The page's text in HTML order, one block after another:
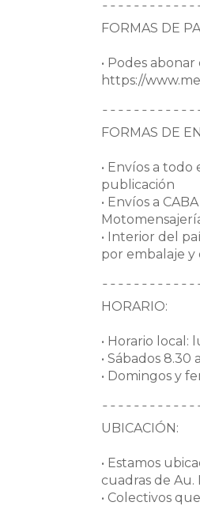
FORMAS DE
• Podes
https://
FORMAS DE
• Envíos a
publicación
• Envíos a
• Interior del
por embalaje y
HORARIO:
• Horario local:
• Sábados 8.30
• Domingos y
UBICACIÓN:
• Estamos
cuadras de Au.
• Colectivos